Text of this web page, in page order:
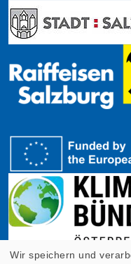
Wir speichern und